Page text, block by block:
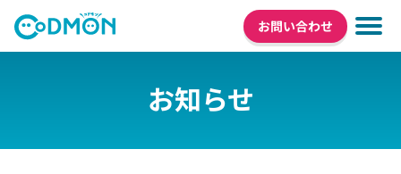
お問い合わせ
お知らせ